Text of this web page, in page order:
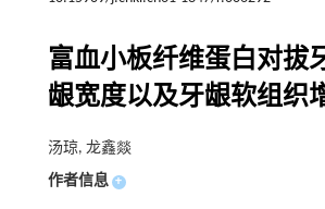
富血小板纤维蛋白对拔
龈宽度以及牙龈软组织
汤琼, 龙鑫燚
作者信息 +